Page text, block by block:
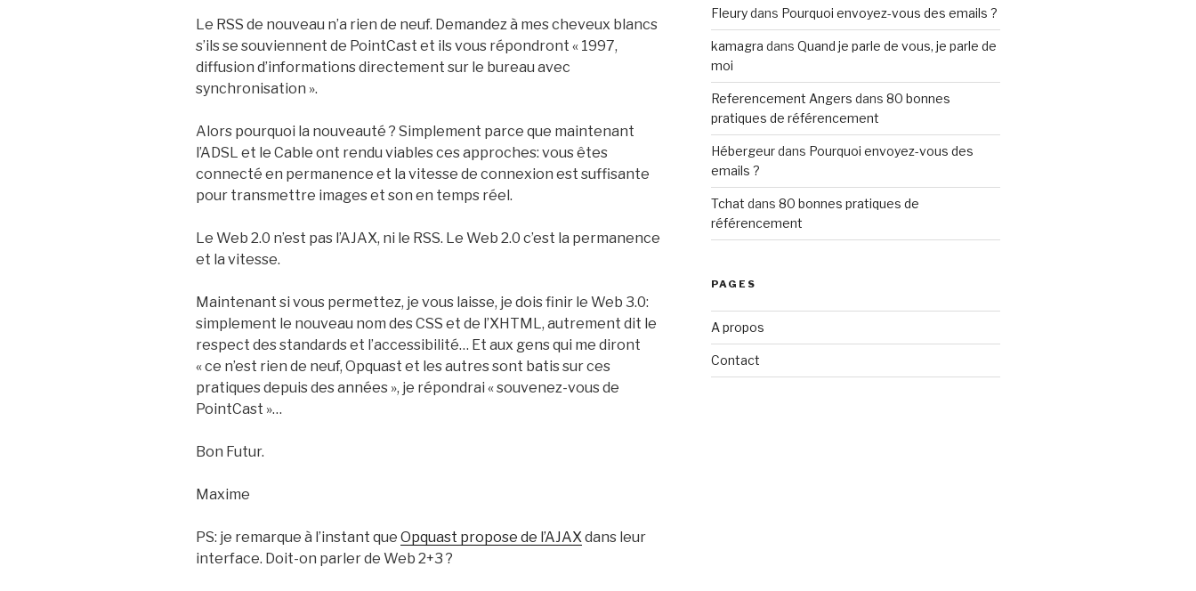
Le RSS de nouveau n’a rien de neuf. Demandez à mes cheveux blancs
s’ils se souviennent de PointCast et ils vous répondront « 1997,
diffusion d’informations directement sur le bureau avec
synchronisation ».
Alors pourquoi la nouveauté ? Simplement parce que maintenant
l’ADSL et le Cable ont rendu viables ces approches: vous êtes
connecté en permanence et la vitesse de connexion est suffisante
pour transmettre images et son en temps réel.
Le Web 2.0 n’est pas l’AJAX, ni le RSS. Le Web 2.0 c’est la permanence
et la vitesse.
Maintenant si vous permettez, je vous laisse, je dois finir le Web 3.0:
simplement le nouveau nom des CSS et de l’XHTML, autrement dit le
respect des standards et l’accessibilité… Et aux gens qui me diront
« ce n’est rien de neuf, Opquast et les autres sont batis sur ces
pratiques depuis des années », je répondrai « souvenez-vous de
PointCast »…
Bon Futur.
Maxime
PS: je remarque à l’instant que Opquast propose de l’AJAXdans leur
interface. Doit-on parler de Web 2+3 ?
Fleurydans Pourquoi envoyez-vous des emails ?
kamagra dans Quand je parle de vous, je parle de
moi
Referencement Angers dans 80 bonnes
pratiques de référencement
Hébergeurdans Pourquoi envoyez-vous des
emails ?
Tchat dans 80 bonnes pratiques de
référencement
PAGES
A propos
Contact